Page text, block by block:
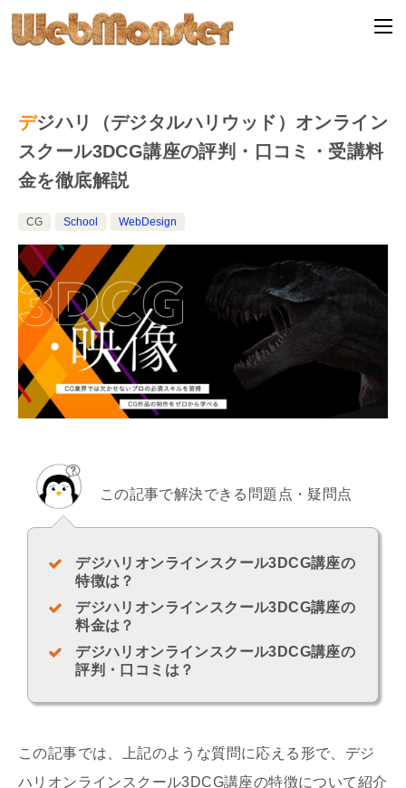
デジハリ（デジタルハリウッド）オンライン
スクール3DCG講座の評判・口コミ・受講料
金を徹底解説
CG School WebDesign
この記事で解決できる問題点・疑問点
デジハリオンラインスクール3DCG講座の
特徴は？
デジハリオンラインスクール3DCG講座の
料金は？
デジハリオンラインスクール3DCG講座の
評判・口コミは？
この記事では、上記のような質問に応える形で、デジ
ハリオンラインスクール3DCG講座の特徴について紹介